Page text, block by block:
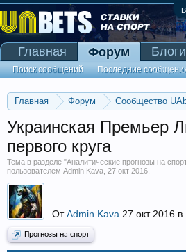
Главная Форум
Сообщество
Украинская Премьер
первого круга
Тема в разделе "Аналитические прогнозы на
пользователем Admin Kava 27 окт 2016
От Admin Kava 27 окт 2016 в
Прогнозы на спорт
Главная Форум
Поиск сообщений Последние
Блоги